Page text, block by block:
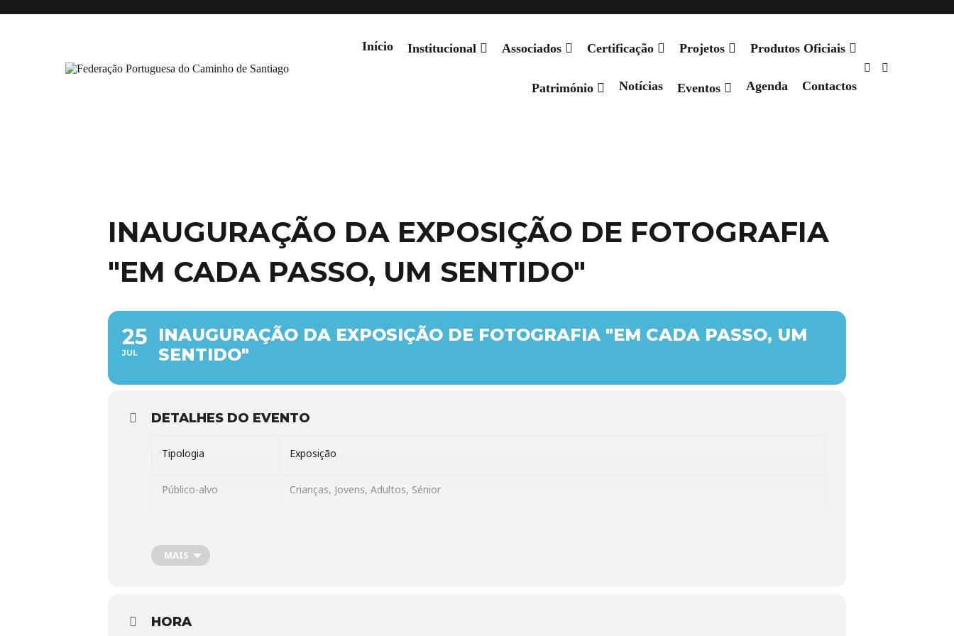
para
Início Institucional Associados Certificação Projetos Produtos Oficiais
Património Notícias Eventos Agenda Contactos
Início Institucional Associados Certificação Projetos Produtos Oficiais Património Notícias Eventos Agenda Contactos
INAUGURAÇÃO DA EXPOSIÇÃO DE FOTOGRAFIA
"EM CADA PASSO, UM SENTIDO"
25
JUL
INAUGURAÇÃO DA EXPOSIÇÃO DE FOTOGRAFIA "EM CADA PASSO, UM
SENTIDO"
DETALHES DO EVENTO
Tipologia Exposição
Público-alvo Crianças, Jovens, Adultos, Sénior
Localização
MAIS
HORA